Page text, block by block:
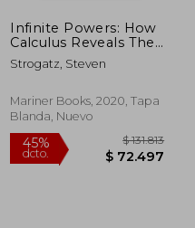
Infinite Powers: How
Calculus Reveals The
Secrets Of The
Universe (en Inglés)
Strogatz, Steven
Mariner Books, 2020, Tapa
Blanda, Nuevo